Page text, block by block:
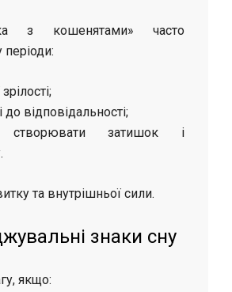
з кошенятами» часто
періоди:
до відповідальності;
створювати затишок і
та внутрішньої сили.
знаки сну
якщо: